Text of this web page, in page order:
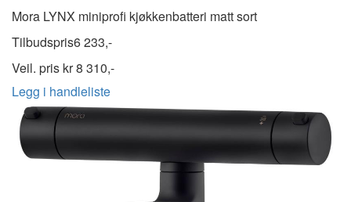
Mora LYNX miniprofi kjøkkenbatteri matt sort
Tilbudspris6 233,-
Veil. pris kr8 310,-
Legg i handleliste